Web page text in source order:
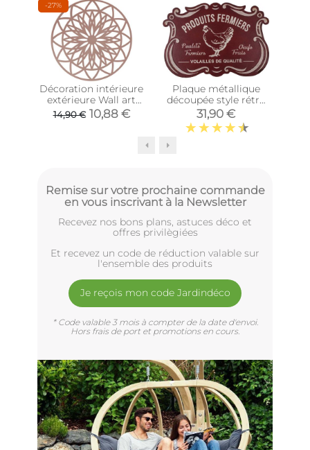
-27%
Décoration intérieure
extérieure Wall art
Fairytale 40 cm
(Rose)
14,90 € 10,88 €
Plaque métallique
découpée style rétro
(Produits fermiers)
31,90 €
Remise sur votre prochaine commande
en vous inscrivant à la Newsletter
Recevez nos bons plans, astuces déco et
offres privilègiées
Et recevez un code de réduction valable sur
l'ensemble des produits
Je reçois mon code Jardindéco
* Code valable 3 mois à compter de la date d'envoi.
Hors frais de port et promotions en cours.